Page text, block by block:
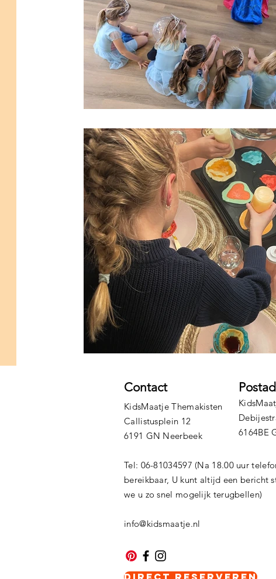
Contact
KidsMaatje Themakisten
Callistusplein 12
6191 GN Neerbeek
Tel: 06-81034597 (Na 18.00 uur
bereikbaar, U kunt altijd een bericht
we u zo snel mogelijk terugbellen)
info@kidsmaatje.nl
6164BE